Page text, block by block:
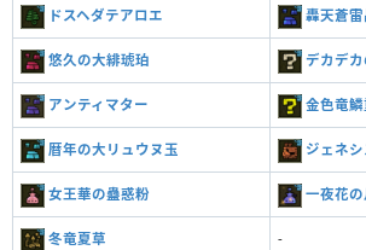
ドスヘダテアロエ 轟天蒼雷
悠久の大緋琥珀 デカデ
アンティマター 金色竜
暦年の大リュウヌ玉 ジェネ
女王華の蠱惑粉 一夜花
冬竜夏草 -